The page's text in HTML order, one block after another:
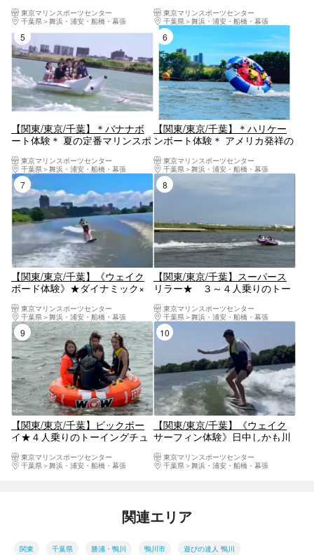
族・カップル・友達・1人でも
楽しめる♪
東京マリンスポーツセンター
千葉県
舞浜・浦安・船橋・幕張
カップル・友達・１人でも楽し
める♪
東京マリンスポーツセンター
千葉県
舞浜・浦安・船橋・幕張
5位
【関東/東京/千葉】＊バナナボ
ート体験＊ 夏の定番マリンスポ
者も◎お手頃アクティビティ☆
ファミリー・カップル・女性同
士で楽しもう♪
東京マリンスポーツセンター
千葉県
舞浜・浦安・船橋・幕張
【関東/東京/千葉】＊ハリケー
ンボート体験＊ アメリカ発祥の
ー】☆ダイナミック＆スリリン
グを求める方必見！！ カップ
ル・女性同士・ファミリーで楽
東京マリンスポーツセンター
千葉県
舞浜・浦安・船橋・幕張
【関東/東京/千葉】《ウェイク
ボード体験》★ダイナミック×
時間分の体力を消耗！？
東京マリンスポーツセンター
千葉県
舞浜・浦安・船橋・幕張
【関東/東京/千葉】スーパース
リラー★ ３～４人乗りのトー
走、水浴び必須！
東京マリンスポーツセンター
千葉県
舞浜・浦安・船橋・幕張
9位
【関東/東京/千葉】ビックボー
イ★４人乗りのトーイングチュ
ちるとみんな落ちたりするです
転覆リスクの高いアイテム
東京マリンスポーツセンター
千葉県
舞浜・浦安・船橋・幕張
【関東/東京/千葉】《ウェイク
サーフィン体験》日中しかも川
練習にも最適！！
東京マリンスポーツセンター
千葉県
舞浜・浦安・船橋・幕張
関連エリア
関東 千葉県 勝浦・鴨川 鴨川市 遊びの達人 鴨川